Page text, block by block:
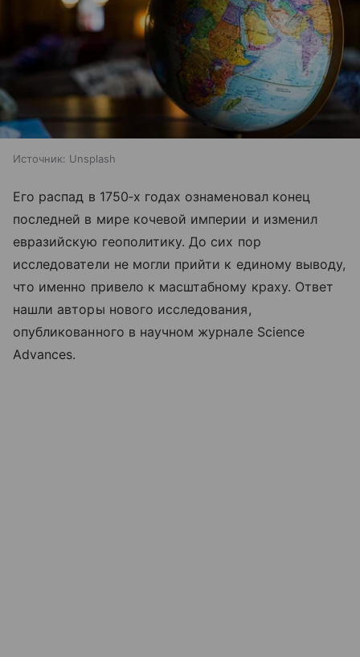
Источник: Unsplash
Его распад в 1750‑х годах ознаменовал конец
последней в мире кочевой империи и изменил
евразийскую геополитику. До сих пор
исследователи не могли прийти к единому выводу,
что именно привело к масштабному краху. Ответ
нашли авторы нового исследования,
опубликованного в научном журнале Science
Advances.